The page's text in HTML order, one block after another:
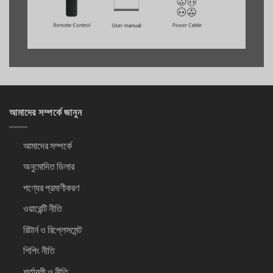
আমাদের সম্পর্কে জানুন
আমাদের সম্পর্কে
অনুমোদিত ডিলার
পণ্যের প্রমাণীকরণ
ওয়ারেন্টি নীতি
রিটার্ন ও রিপ্লেসমেন্ট
শিপিং নীতি